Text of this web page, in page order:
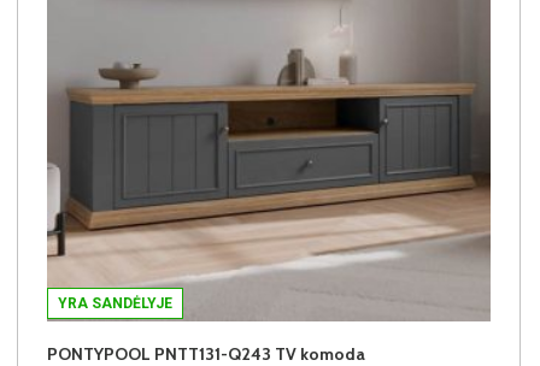
YRA SANDĖLYJE
PONTYPOOL PNTT131-Q243 TV komoda